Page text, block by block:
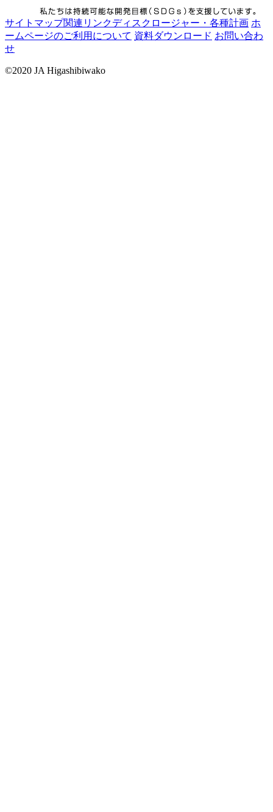
サイトマップ関連リンクディスクロージャー・各種計画 ホ
ームページのご利用について 資料ダウンロード お問い合わ
せ
©2020 JA Higashibiwako